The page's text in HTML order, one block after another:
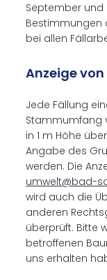
September
Bestimmungen
bei allen
Anzeige
Jede Fällung
Stammumfang
in 1 m Höhe
Angabe des
werden. Die
umwelt@bad-
wird auch die
anderen
überprüft. Bitte
betroffenen
uns erhalten